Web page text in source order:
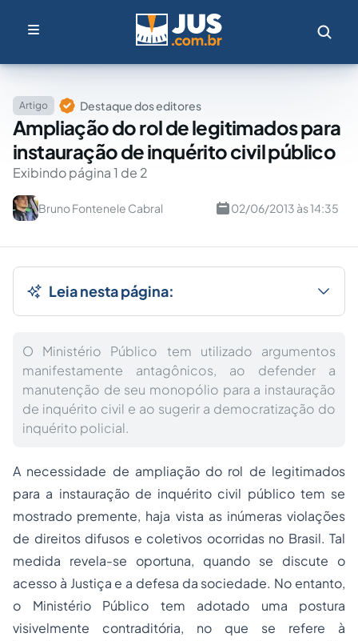
Artigo Destaque dos editores
Ampliação do rol de legitimados para
instauração de inquérito civil público
Exibindo página 1 de 2
Bruno Fontenele Cabral 02/06/2013 às 14:35
Leia nesta página:
O Ministério Público tem utilizado argumentos
manifestamente antagônicos, ao defender a
manutenção de seu monopólio para a instauração
de inquérito civil e ao sugerir a democratização do
inquérito policial.
A necessidade de ampliação do rol de legitimados
para a instauração de inquérito civil público tem se
mostrado premente, haja vista as inúmeras violações
de direitos difusos e coletivos ocorridas no Brasil. Tal
medida revela-se oportuna, quando se discute o
acesso à Justiça e a defesa da sociedade. No entanto,
o Ministério Público tem adotado uma postura
visivelmente contraditória, no que se refere à